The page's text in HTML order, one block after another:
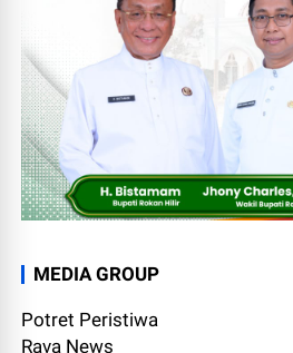
MEDIA GROUP
Potret Peristiwa
Rava News